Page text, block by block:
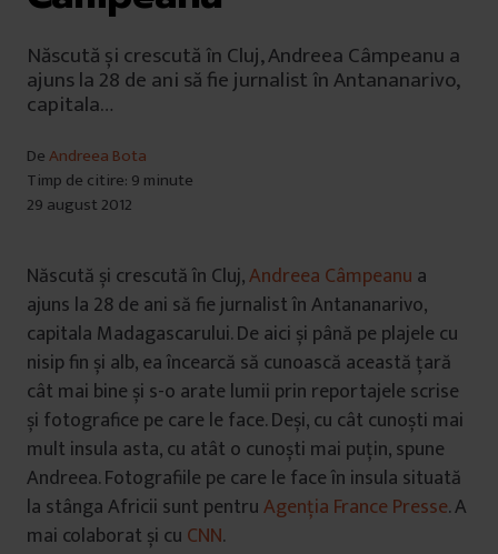
Născută și crescută în Cluj, Andreea Câmpeanu a
ajuns la 28 de ani să fie jurnalist în Antananarivo,
capitala…
DeAndreea Bota
Timp de citire: 9 minute
29 august 2012
Născută și crescută în Cluj,Andreea Câmpeanu a
ajuns la 28 de ani să fie jurnalist în Antananarivo,
capitala Madagascarului. De aici și până pe plajele cu
nisip fin și alb, ea încearcă să cunoască această țară
cât mai bine și s-o arate lumii prin reportajele scrise
și fotografice pe care le face. Deși, cu cât cunoști mai
mult insula asta, cu atât o cunoști mai puțin, spune
Andreea. Fotografiile pe care le face în insula situată
la stânga Africii sunt pentruAgenția France Presse. A
mai colaborat și cu CNN.